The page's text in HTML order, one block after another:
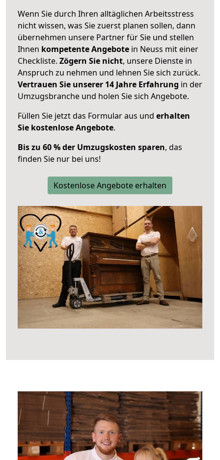
Wenn Sie durch Ihren alltäglichen Arbeitsstress
nicht wissen, was Sie zuerst planen sollen, dann
übernehmen unsere Partner für Sie und stellen
Ihnen kompetente Angebote in Neuss mit einer
Checkliste. Zögern Sie nicht, unsere Dienste in
Anspruch zu nehmen und lehnen Sie sich zurück.
Vertrauen Sie unserer 14 Jahre Erfahrung in der
Umzugsbranche und holen Sie sich Angebote.
Füllen Sie jetzt das Formular aus und erhalten
Sie kostenlose Angebote.
Bis zu 60 % der Umzugskosten sparen, das
finden Sie nur bei uns!
Kostenlose Angebote erhalten